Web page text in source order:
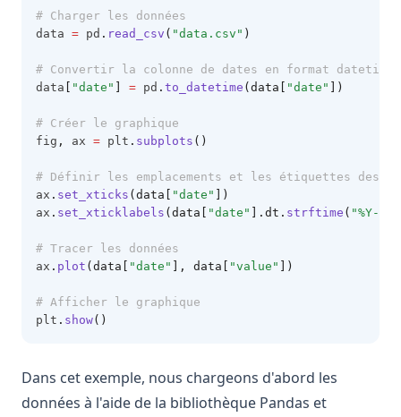
# Charger les données
data = pd . read_csv ( "data.csv" )
# Convertir la colonne de dates en format datetime
data
"date" = pd . to_datetime (data[ "date" ])
# Créer le graphique
fig , ax = plt . subplots ()
# Définir les emplacements et les étiquettes des
ax . set_xticks (data[ "date"
])
ax . set_xticklabels (data[ "date" ].dt. strftime ( "%Y-%m"
# Tracer les données
ax . plot (data[ "date" ], data[ "value" ])
# Afficher le graphique
plt . show()
Dans cet exemple, nous chargeons d'abord les
données à l'aide de la bibliothèque Pandas et